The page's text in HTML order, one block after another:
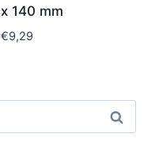
x 140 mm
€9,29
Haku